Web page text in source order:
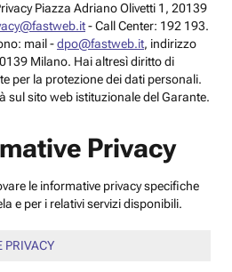
Piazza Adriano Olivetti 1, 20139
- Call Center: 192 193.
mail -dpo@fastweb.it, indirizzo
Milano. Hai altresì diritto di
per la protezione dei dati personali.
sul sito web istituzionale del Garante.
Privacy
le informative privacy specifiche
e per i relativi servizi disponibili.
PRIVACY